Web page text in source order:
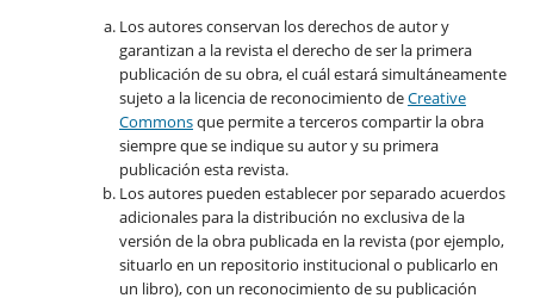
Los autores conservan los derechos de autor y
garantizan a la revista el derecho de ser la primera
publicación de su obra, el cuál estará simultáneamente
sujeto a la licencia de reconocimiento deCreative
Commonsque permite a terceros compartir la obra
siempre que se indique su autor y su primera
publicación esta revista.
Los autores pueden establecer por separado acuerdos
adicionales para la distribución no exclusiva de la
versión de la obra publicada en la revista (por ejemplo,
situarlo en un repositorio institucional o publicarlo en
un libro), con un reconocimiento de su publicación